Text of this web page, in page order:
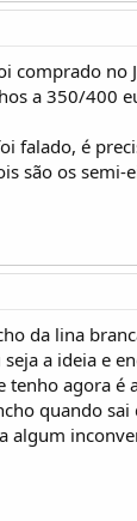
comprado no
a 350/400
falado, é
são os
da lina
a ideia e
tenho agora
quando
algum